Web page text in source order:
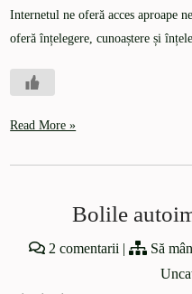
Internetul ne oferă acces aproape
oferă înțelegere, cunoaștere și
Read More »
Bolile
2 comentarii | Să